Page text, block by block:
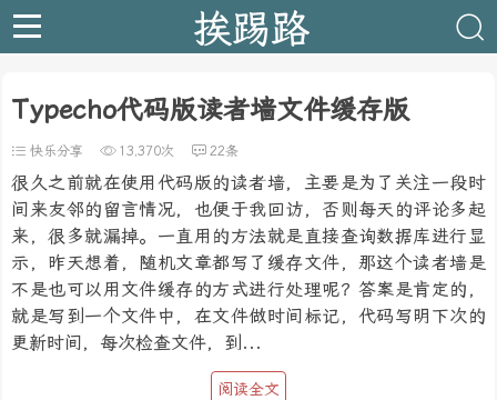
挨踢路
Typecho代码版读者墙文件缓存版
快乐分享 13,370次 22条
很久之前就在使用代码版的读者墙，主要是为了关注一段时
间来友邻的留言情况，也便于我回访，否则每天的评论多起
来，很多就漏掉。一直用的方法就是直接查询数据库进行显
示，昨天想着，随机文章都写了缓存文件，那这个读者墙是
不是也可以用文件缓存的方式进行处理呢？答案是肯定的，
就是写到一个文件中，在文件做时间标记，代码写明下次的
更新时间，每次检查文件，到...
阅读全文